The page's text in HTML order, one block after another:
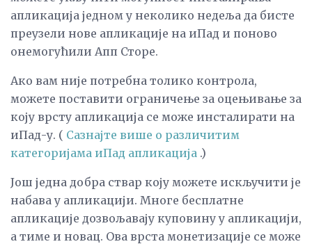
апликација једном у неколико недеља да бисте
преузели нове апликације на иПад и поново
онемогућили Апп Сторе.
Ако вам није потребна толико контрола,
можете поставити ограничење за оцењивање за
коју врсту апликација се може инсталирати на
иПад-у. ( Сазнајте више о различитим
категоријама иПад апликација .)
Још једна добра ствар коју можете искључити је
набава у апликацији. Многе бесплатне
апликације дозвољавају куповину у апликацији,
а тиме и новац. Ова врста монетизације се може